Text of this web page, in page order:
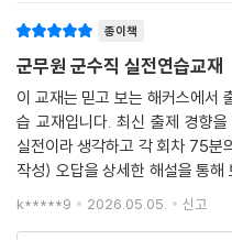
1. 모바일 자동 채점 + 성적 분석 서
2. 해커스 매일국어 어플
3. 합격예측 온라인 모의고사
[군무원 1위] 한경비즈니스 2024
무원학원) 1위
종이책
군무원 군수직 실전연습교재
이 교재는 믿고 보는 해커스에서
습 교재입니다. 최신 출제 경향
실전이라 생각하고 각 회차 75분
작성) 오답을 상세한 해설을 통해
도움이 될 것입니다.
k*****9 2026.05.05. 신고